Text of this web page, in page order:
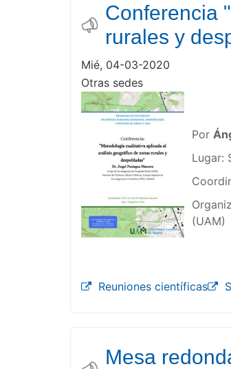
Conferencia
rurales y
Mié, 04-03-2020
Otras sedes
Por
Lugar:
(UAM)
Reuniones científicas
Mesa